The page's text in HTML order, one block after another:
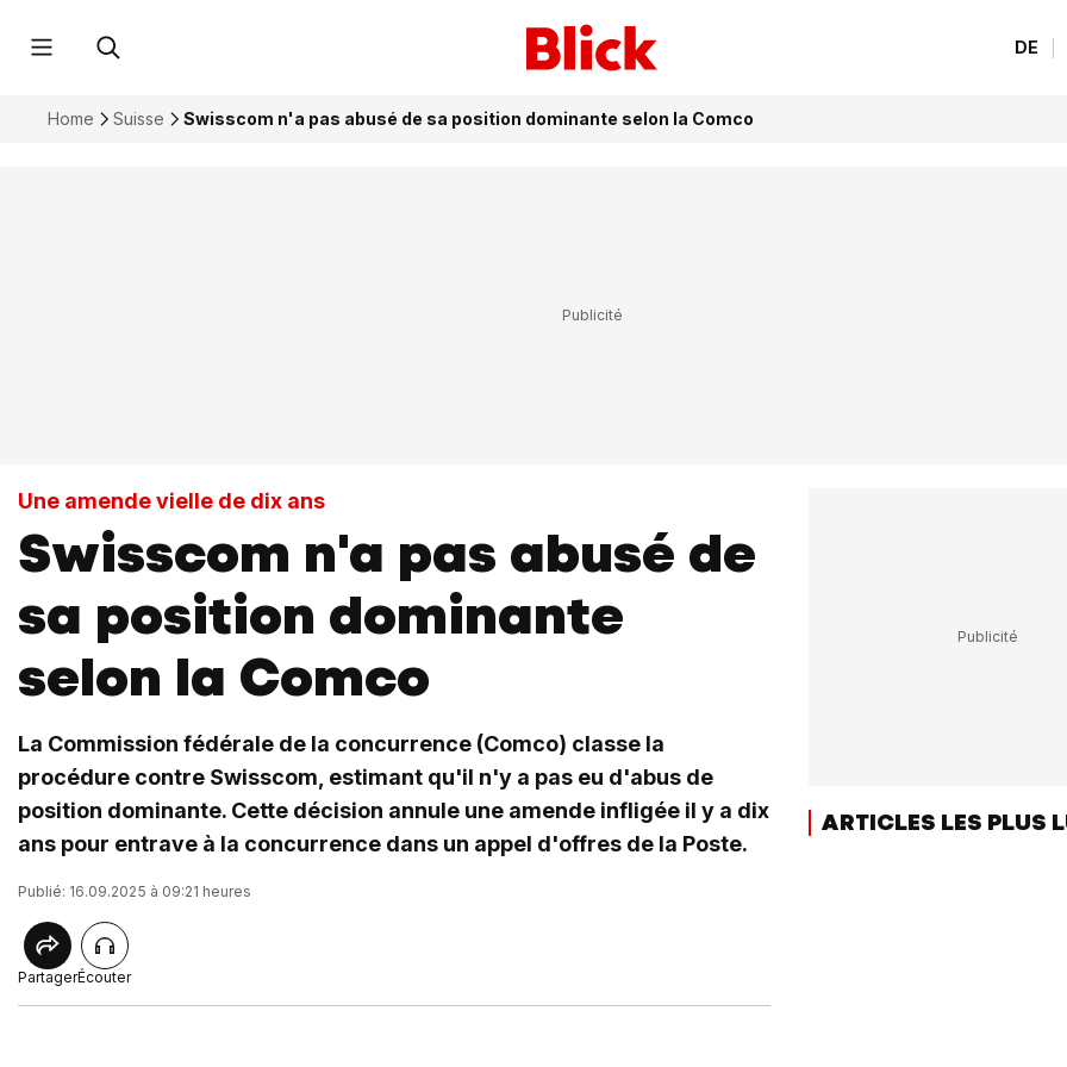
DE
Home Suisse Swisscom n'a pas abusé de sa position dominante selon la Comco
Une amende vielle de dix ans
Swisscom n'a pas abusé de
sa position dominante
selon la Comco
La Commission fédérale de la concurrence (Comco) classe la
procédure contre Swisscom, estimant qu'il n'y a pas eu d'abus de
position dominante. Cette décision annule une amende infligée il y a dix
ans pour entrave à la concurrence dans un appel d'offres de la Poste.
Publié: 16.09.2025 à 09:21 heures
PartagerÉcouter
ARTICLES LES PLUS